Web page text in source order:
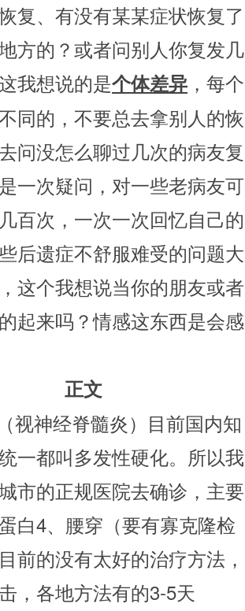
复、有没有某某症状恢复了
方的？或者问别人你复发几
我想说的是个体差异 ，每个
同的，不要总去拿别人的恢
问没怎么聊过几次的病友复
一次疑问，对一些老病友可
百次，一次一次回忆自己的
后遗症不舒服难受的问题大
这个我想说当你的朋友或者
起来吗？情感这东西是会感
正文
神经脊髓炎）目前国内知
一都叫多发性硬化。所以我
市的正规医院去确诊，主要
白4、腰穿（要有寡克隆检
前的没有太好的治疗方法，
，各地方法有的3-5天